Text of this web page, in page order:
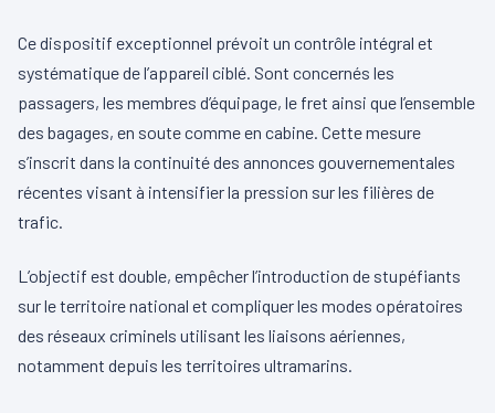
Ce dispositif exceptionnel prévoit un contrôle intégral et
systématique de l’appareil ciblé. Sont concernés les
passagers, les membres d’équipage, le fret ainsi que l’ensemble
des bagages, en soute comme en cabine. Cette mesure
s’inscrit dans la continuité des annonces gouvernementales
récentes visant à intensifier la pression sur les filières de
trafic.
L’objectif est double, empêcher l’introduction de stupéfiants
sur le territoire national et compliquer les modes opératoires
des réseaux criminels utilisant les liaisons aériennes,
notamment depuis les territoires ultramarins.